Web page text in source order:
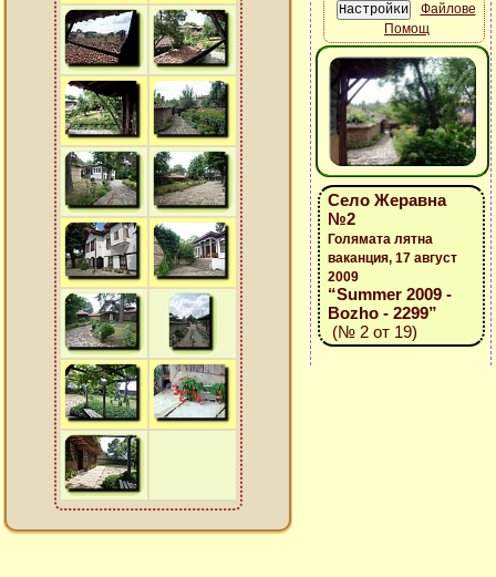
Файлове
Помощ
Село Жеравна
№2
Голямата лятна
ваканция, 17 август
2009
“Summer 2009 -
Bozho - 2299”
(№ 2 от 19)